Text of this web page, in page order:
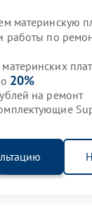
материнскую
работы по
20%
на ремонт